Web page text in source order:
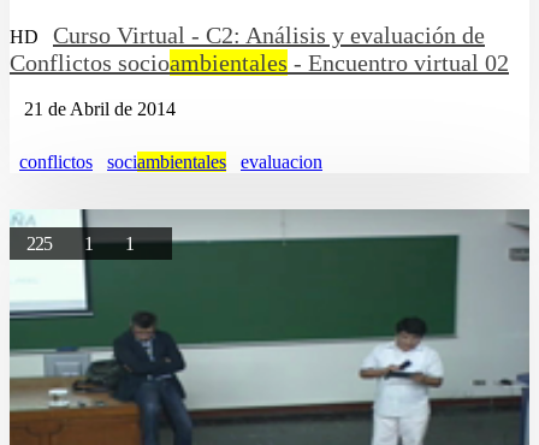
HD
Curso Virtual - C2: Análisis y evaluación de
Conflictos socioambientales - Encuentro virtual 02
21 de Abril de 2014
conflictos sociambientales evaluacion
225 11